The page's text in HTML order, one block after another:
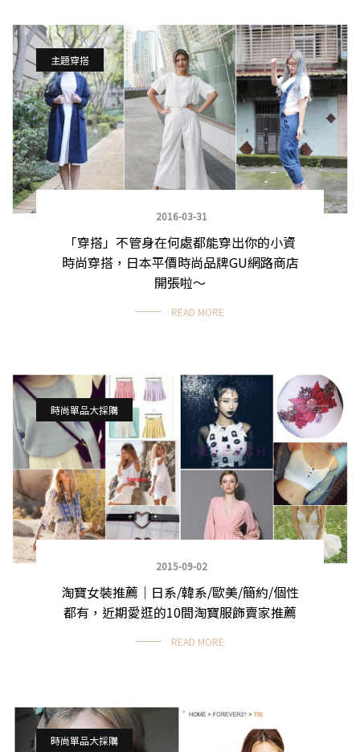
主題穿搭
2016-03-31
「穿搭」不管身在何處都能穿出你的小資
時尚穿搭，日本平價時尚品牌GU網路商店
開張啦～
READ MORE
時尚單品大採購
2015-09-02
淘寶女裝推薦｜日系/韓系/歐美/簡約/個性
都有，近期愛逛的10間淘寶服飾賣家推薦
READ MORE
時尚單品大採購